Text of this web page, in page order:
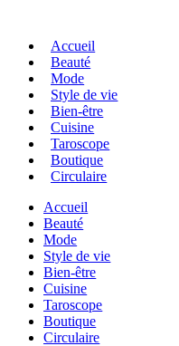
Accueil
Beauté
Mode
Style de vie
Bien-être
Cuisine
Taroscope
Boutique
Circulaire
Accueil
Beauté
Mode
Style de vie
Bien-être
Cuisine
Taroscope
Boutique
Circulaire